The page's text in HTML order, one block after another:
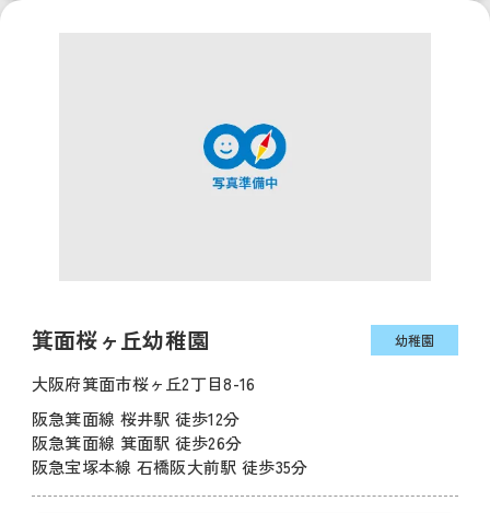
箕面桜ヶ丘幼稚園 幼稚園
大阪府箕面市桜ヶ丘2丁目8-16
阪急箕面線 桜井駅 徒歩12分
阪急箕面線 箕面駅 徒歩26分
阪急宝塚本線 石橋阪大前駅 徒歩35分